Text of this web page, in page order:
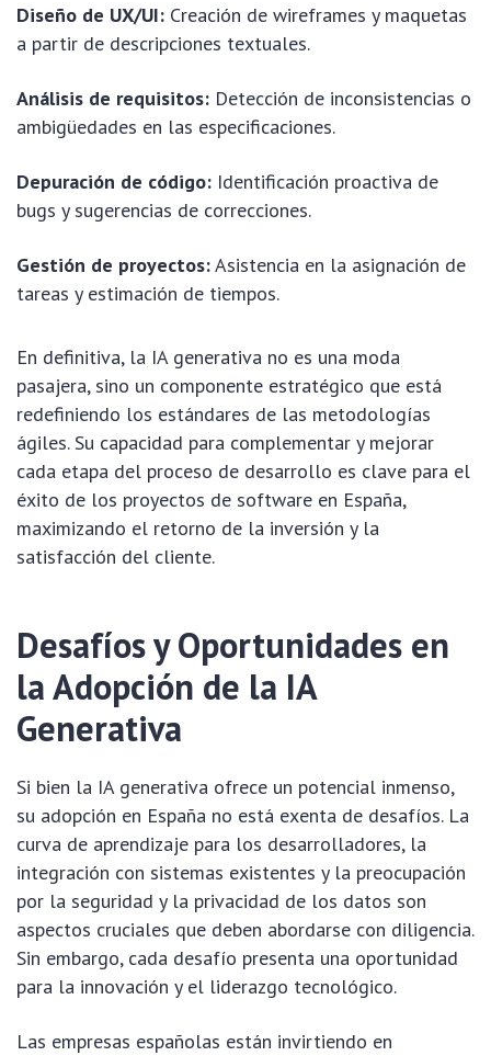
Diseño de UX/UI: Creación de wireframes y maquetas
a partir de descripciones textuales.
Análisis de requisitos: Detección de inconsistencias o
ambigüedades en las especificaciones.
Depuración de código: Identificación proactiva de
bugs y sugerencias de correcciones.
Gestión de proyectos:Asistencia en la asignación de
tareas y estimación de tiempos.
En definitiva, la IA generativa no es una moda
pasajera, sino un componente estratégico que está
redefiniendo los estándares de las metodologías
ágiles. Su capacidad para complementar y mejorar
cada etapa del proceso de desarrollo es clave para el
éxito de los proyectos de software en España,
maximizando el retorno de la inversión y la
satisfacción del cliente.
Desafíos y Oportunidades en
la Adopción de la IA
Generativa
Si bien la IA generativa ofrece un potencial inmenso,
su adopción en España no está exenta de desafíos. La
curva de aprendizaje para los desarrolladores, la
integración con sistemas existentes y la preocupación
por la seguridad y la privacidad de los datos son
aspectos cruciales que deben abordarse con diligencia.
Sin embargo, cada desafío presenta una oportunidad
para la innovación y el liderazgo tecnológico.
Las empresas españolas están invirtiendo en